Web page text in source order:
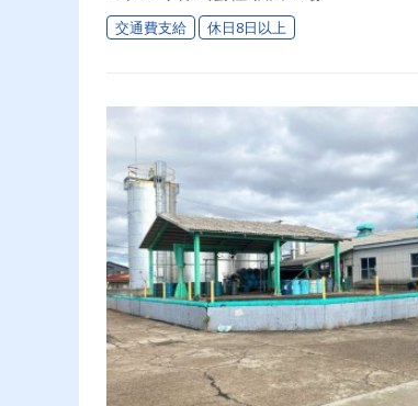
交通費支給 休日8日以上